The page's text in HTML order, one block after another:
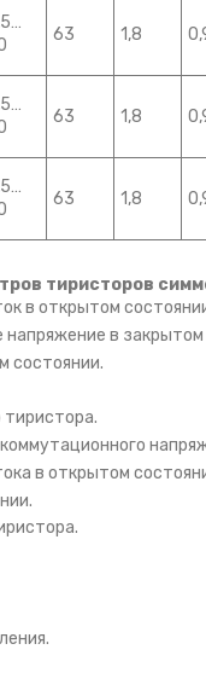
63 1,8
63 1,8
63 1,8
тиристоров
в открытом
в закрытом
состоянии.
в открытом